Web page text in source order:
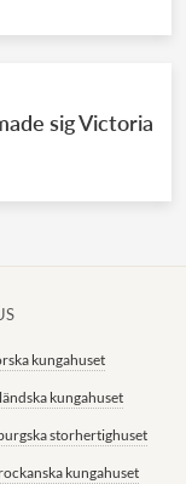
sig Victoria
kungahuset
kungahuset
storhertighuset
kungahuset